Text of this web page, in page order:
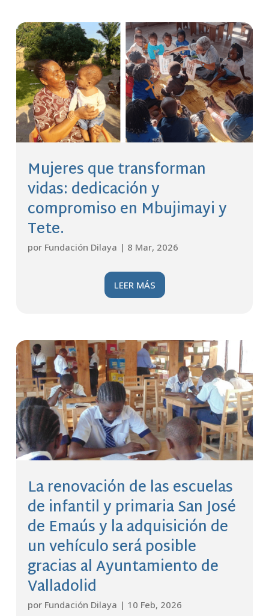
Mujeres que transforman
vidas: dedicación y
compromiso en Mbujimayi y
Tete.
por Fundación Dilaya | 8 Mar, 2026
LEER MÁS
La renovación de las escuelas
de infantil y primaria San José
de Emaús y la adquisición de
un vehículo será posible
gracias al Ayuntamiento de
Valladolid
por Fundación Dilaya | 10 Feb, 2026